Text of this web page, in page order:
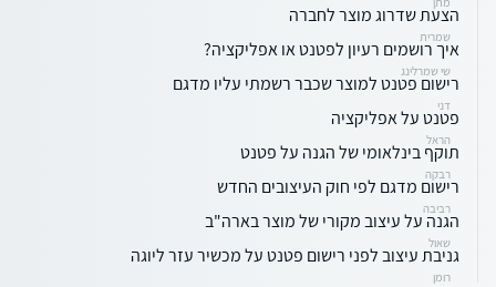
הצעת שדרוג מוצר לחברה
שמרית
איך רושמים רעיון לפטנט או אפליקציה?
שי שמרלינג
רישום פטנט למוצר שכבר רשמתי עליו מדגם
דני
פטנט על אפליקציה
הראל
תוקף בינלאומי של הגנה על פטנט
רבקה
רישום מדגם לפי חוק העיצובים החדש
רביבה
הגנה על עיצוב מקורי של מוצר בארה"ב
שאול
גניבת עיצוב לפני רישום פטנט על מכשיר עזר ליוגה
רומן